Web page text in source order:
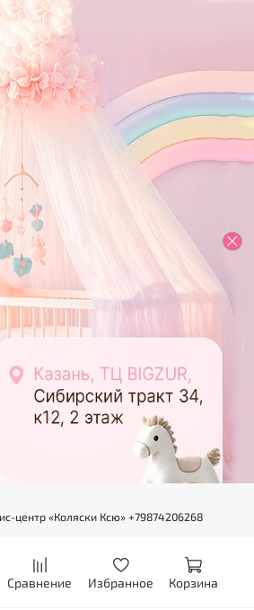
центр «Коляски Ксю» +79874206268
Сравнение Избранное Корзина